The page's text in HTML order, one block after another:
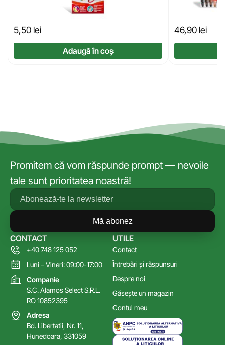
5,50 lei
Adaugă în coș
46,90 lei
Promitem că vom răspunde prompt — nevoile
tale sunt prioritatea noastră!
Mă abonez
UTILE
Contact
Întrebări și răspunsuri
Despre noi
Găsește un magazin
Contul meu
CONTACT
+40 748 125 052
Luni – Vineri: 09:00-17:00
Companie
S.C. Alamos Select S.R.L.
RO 10852395
Adresa
Bd. Libertatii, Nr. 11,
Hunedoara, 331059